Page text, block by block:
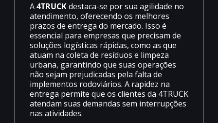
A4TRUCKdestaca-se por sua agilidade no
atendimento, oferecendo os melhores
prazos de entrega do mercado. Isso é
essencial para empresas que precisam de
soluções logísticas rápidas, como as que
atuam na coleta de resíduos e limpeza
urbana, garantindo que suas operações
não sejam prejudicadas pela falta de
implementos rodoviários. A rapidez na
entrega permite que os clientes da 4TRUCK
atendam suas demandas sem interrupções
nas atividades.